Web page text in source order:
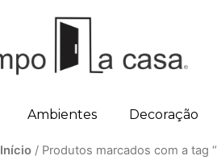
Ambientes Decoração
Início / Produtos marcados com a tag